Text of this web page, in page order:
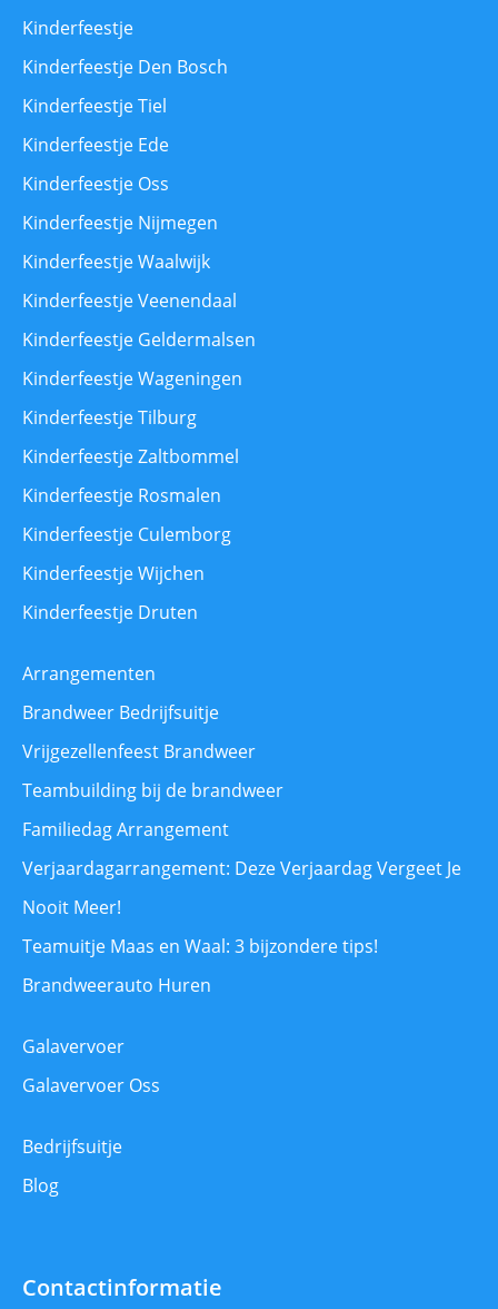
Kinderfeestje
Kinderfeestje Den Bosch
Kinderfeestje Tiel
Kinderfeestje Ede
Kinderfeestje Oss
Kinderfeestje Nijmegen
Kinderfeestje Waalwijk
Kinderfeestje Veenendaal
Kinderfeestje Geldermalsen
Kinderfeestje Wageningen
Kinderfeestje Tilburg
Kinderfeestje Zaltbommel
Kinderfeestje Rosmalen
Kinderfeestje Culemborg
Kinderfeestje Wijchen
Kinderfeestje Druten
Arrangementen
Brandweer Bedrijfsuitje
Vrijgezellenfeest Brandweer
Teambuilding bij de brandweer
Familiedag Arrangement
Verjaardagarrangement: Deze Verjaardag Vergeet Je
Nooit Meer!
Teamuitje Maas en Waal: 3 bijzondere tips!
Brandweerauto Huren
Galavervoer
Galavervoer Oss
Bedrijfsuitje
Blog
Contactinformatie